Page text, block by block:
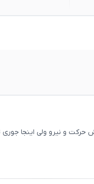
و نیرو ولی اینجا جوری